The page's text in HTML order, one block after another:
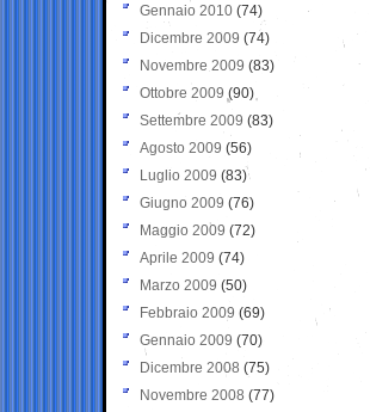
Gennaio 2010 (74)
Dicembre 2009 (74)
Novembre 2009 (83)
Ottobre 2009 (90)
Settembre 2009 (83)
Agosto 2009 (56)
Luglio 2009 (83)
Giugno 2009 (76)
Maggio 2009 (72)
Aprile 2009 (74)
Marzo 2009 (50)
Febbraio 2009 (69)
Gennaio 2009 (70)
Dicembre 2008 (75)
Novembre 2008 (77)